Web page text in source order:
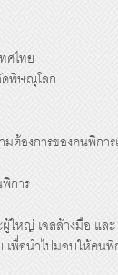
ศไทย
ดพิษณุโลก
มต้องการของคนพิกา
การ
ผู้ใหญ่ เจลล้างมือ แ
เพื่อนำไปมอบให้คนพิ